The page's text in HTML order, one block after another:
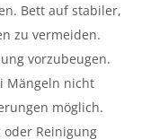
Bett auf stabiler,
zu vermeiden.
vorzubeugen.
Mängeln nicht
möglich.
Reinigung